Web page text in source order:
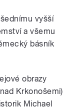
vyšší
a všemu
básník
obrazy
Krkonošemi)
Michael